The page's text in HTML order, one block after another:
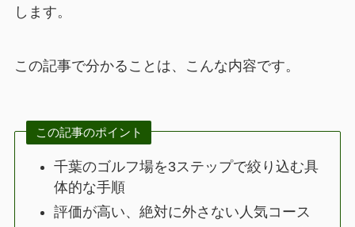
します。
この記事で分かることは、こんな内容です。
この記事のポイント
千葉のゴルフ場を3ステップで絞り込む具
体的な手順
評価が高い、絶対に外さない人気コース